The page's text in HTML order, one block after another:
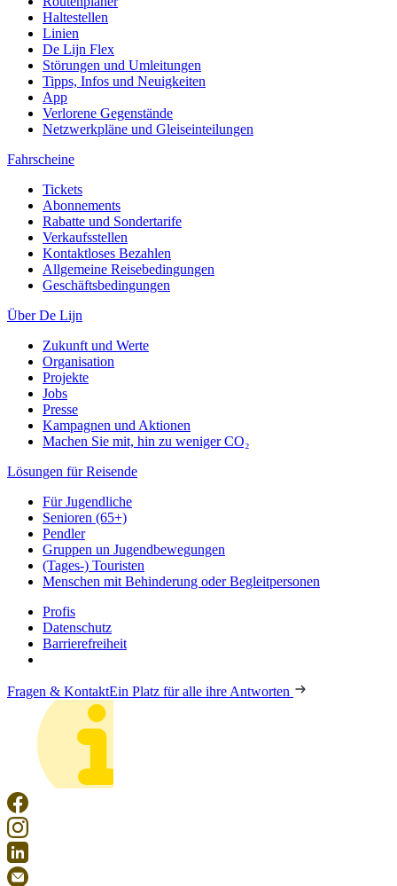
Haltestellen
Linien
De Lijn Flex
Störungen und Umleitungen
Tipps, Infos und Neuigkeiten
App
Verlorene Gegenstände
Netzwerkpläne und Gleiseinteilungen
Fahrscheine
Tickets
Abonnements
Rabatte und Sondertarife
Verkaufsstellen
Kontaktloses Bezahlen
Allgemeine Reisebedingungen
Geschäftsbedingungen
Über De Lijn
Zukunft und Werte
Organisation
Projekte
Jobs
Presse
Kampagnen und Aktionen
Machen Sie mit, hin zu weniger CO₂
Lösungen für Reisende
Für Jugendliche
Senioren (65+)
Pendler
Gruppen un Jugendbewegungen
(Tages-) Touristen
Menschen mit Behinderung oder Begleitpersonen
Profis
Datenschutz
Barrierefreiheit
Fragen & KontaktEin Platz für alle ihre Antworten